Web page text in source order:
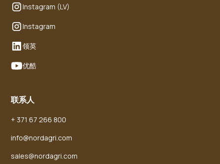
Instagram (LV)
Instagram
领英
优酷
联系人
+ 371 67 266 800
info@nordagri.com
sales@nordagri.com